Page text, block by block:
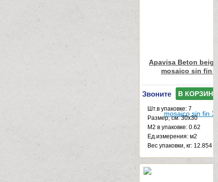
Apavisa Beton
mosaico sin fin
Звоните В КОРЗИНУ
Шт.в упаковке: 7
Размер, см: 30x30
М2 в упаковке: 0.62
Ед.измерения: м2
Веc упаковки, кг: 12.854